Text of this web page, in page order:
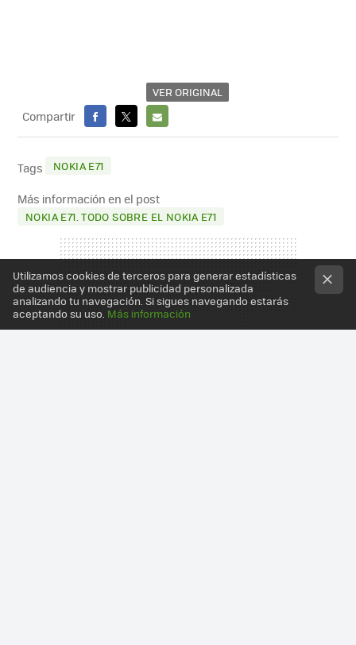
VER ORIGINAL
Compartir
FACEBOOK
X
E-
Tags NOKIA E71
Más información en el post
NOKIA E71. TODO SOBRE EL NOKIA E71
Utilizamos cookies de terceros para generar estadísticas
de audiencia y mostrar publicidad personalizada
analizando tu navegación. Si sigues navegando estarás
aceptando su uso. Más información